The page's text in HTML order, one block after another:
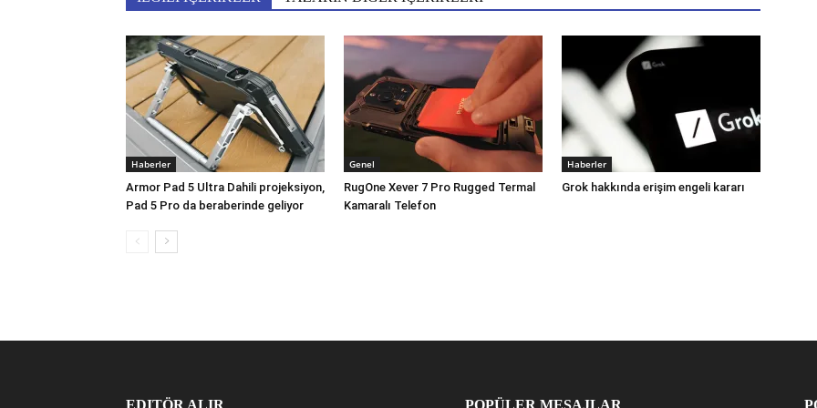
Haberler
Armor Pad 5 Ultra Dahili projeksiyon,
Pad 5 Pro da beraberinde geliyor
Genel
RugOne Xever 7 Pro Rugged Termal
Kamaralı Telefon
Haberler
Grok hakkında erişim engeli kararı